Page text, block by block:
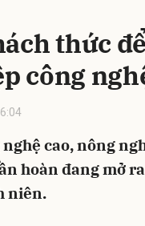
thức
công
cao, nông
hoàn đang mở
niên.